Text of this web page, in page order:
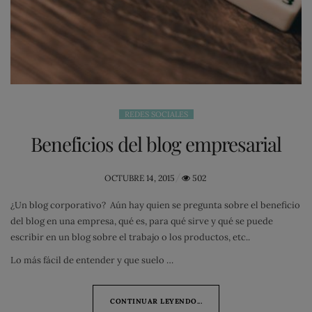
REDES SOCIALES
Beneficios del blog empresarial
POSTED
OCTUBRE 14, 2015 502
¿Un blog corporativo? Aún hay quien se pregunta sobre el beneficio
del blog en una empresa, qué es, para qué sirve y qué se puede
escribir en un blog sobre el trabajo o los productos, etc..
Lo más fácil de entender y que suelo …
CONTINUAR LEYENDO...